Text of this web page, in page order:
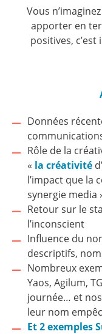
Vous
apporter en
positives, c’est
Données
Rôle de la
« la créativité
l’impact que la
synergie media
Retour sur le
l’inconscient
Influence du
descriptifs,
Nombreux
Yaos, Agilum,
journée… et
leur nom
Et 2 exemples